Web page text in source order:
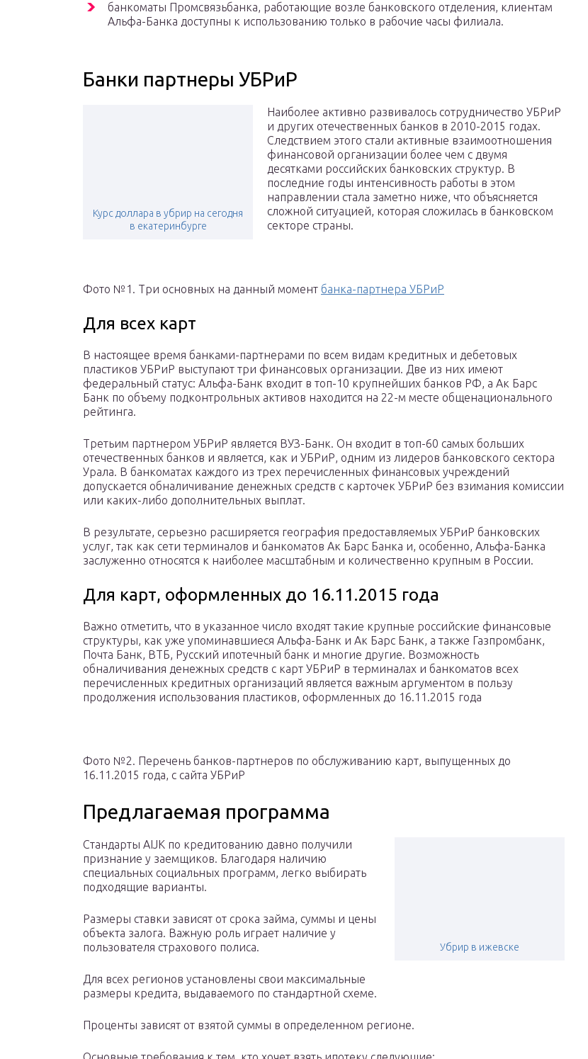
банкоматы Промсвязьбанка, работающие возле банковского отделения, клиентам
Альфа-Банка доступны к использованию только в рабочие часы филиала.
Банки партнеры УБРиР
Курс доллара в убрир на сегодня
в екатеринбурге
Наиболее активно развивалось сотрудничество УБРиР
и других отечественных банков в 2010-2015 годах.
Следствием этого стали активные взаимоотношения
финансовой организации более чем с двумя
десятками российских банковских структур. В
последние годы интенсивность работы в этом
направлении стала заметно ниже, что объясняется
сложной ситуацией, которая сложилась в банковском
секторе страны.
Фото №1. Три основных на данный момент банка-партнера УБРиР
Для всех карт
В настоящее время банками-партнерами по всем видам кредитных и дебетовых
пластиков УБРиР выступают три финансовых организации. Две из них имеют
федеральный статус: Альфа-Банк входит в топ-10 крупнейших банков РФ, а Ак Барс
Банк по объему подконтрольных активов находится на 22-м месте общенационального
рейтинга.
Третьим партнером УБРиР является ВУЗ-Банк. Он входит в топ-60 самых больших
отечественных банков и является, как и УБРиР, одним из лидеров банковского сектора
Урала. В банкоматах каждого из трех перечисленных финансовых учреждений
допускается обналичивание денежных средств с карточек УБРиР без взимания комиссии
или каких-либо дополнительных выплат.
В результате, серьезно расширяется география предоставляемых УБРиР банковских
услуг, так как сети терминалов и банкоматов Ак Барс Банка и, особенно, Альфа-Банка
заслуженно относятся к наиболее масштабным и количественно крупным в России.
Для карт, оформленных до 16.11.2015 года
Важно отметить, что в указанное число входят такие крупные российские финансовые
структуры, как уже упоминавшиеся Альфа-Банк и Ак Барс Банк, а также Газпромбанк,
Почта Банк, ВТБ, Русский ипотечный банк и многие другие. Возможность
обналичивания денежных средств с карт УБРиР в терминалах и банкоматов всех
перечисленных кредитных организаций является важным аргументом в пользу
продолжения использования пластиков, оформленных до 16.11.2015 года
Фото №2. Перечень банков-партнеров по обслуживанию карт, выпущенных до
16.11.2015 года, с сайта УБРиР
Предлагаемая программа
Убрир в ижевске
Стандарты AIJK по кредитованию давно получили
признание у заемщиков. Благодаря наличию
специальных социальных программ, легко выбирать
подходящие варианты.
Размеры ставки зависят от срока займа, суммы и цены
объекта залога. Важную роль играет наличие у
пользователя страхового полиса.
Для всех регионов установлены свои максимальные
размеры кредита, выдаваемого по стандартной схеме.
Проценты зависят от взятой суммы в определенном регионе.